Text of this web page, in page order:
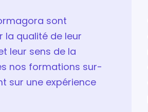
sont
la qualité de leur
leur sens de la
nos formations sur-
sur une expérience